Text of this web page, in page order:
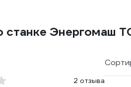
станке Энергомаш
2 отзыва